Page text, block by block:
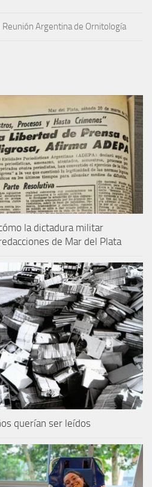
Reunión Argentina de Ornitología
la dictadura militar
de Mar del Plata
querían ser leídos